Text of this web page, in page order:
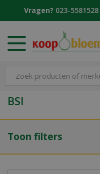
Vragen? 023-5581528
BSI
Toon filters